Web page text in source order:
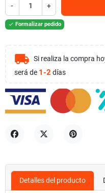
- +
 Formalizar pedido
local_shipping Si realiza la compra
será de 1-2 días
Detalles del producto